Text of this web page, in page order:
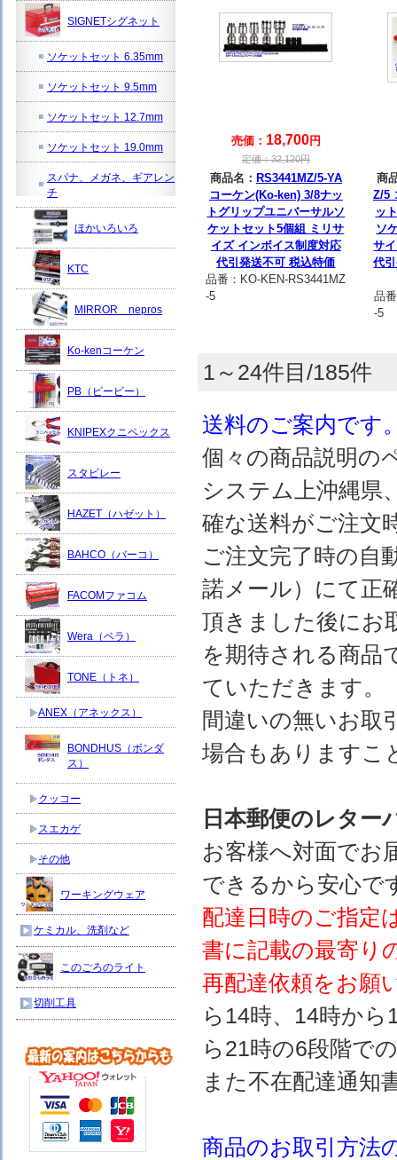
売価： 18,700円
定価：32,120円
商品名： RS3441MZ/5-YA
コーケン(Ko-ken) 3/8ナッ
トグリップユニバーサルソ
ケットセット5個組 ミリサ
イズ インボイス制度対応
代引発送不可 税込特価
品番： KO-KEN-RS3441MZ
-5
商
Z/5
ッ
ソ
サ
代
品
-5
1～24件目/185件
送料のご案内です
個々の商品説明の
システム上沖縄県
確な送料がご注文
ご注文完了時の自
諾メール）にて正
頂きました後にお
を期待される商品
ていただきます。
間違いの無いお取
場合もありますこ
日本郵便のレター
お客様へ対面でお
できるから安心で
配達日時のご指定
書に記載の最寄り
再配達依頼をお願
ら14時、14時か
ら21時の6段階で
また不在配達通知
商品のお取引方法
SIGNETシグネット
ソケットセット 6.35mm
ソケットセット 9.5mm
ソケットセット 12.7mm
ソケットセット 19.0mm
スパナ、メガネ、ギアレン
チ
ほかいろいろ
KTC
MIRROR nepros
Ko-kenコーケン
PB（ピービー）
KNIPEXクニペックス
スタビレー
HAZET（ハゼット）
BAHCO（バーコ）
FACOMファコム
Wera（ベラ）
TONE（トネ）
ANEX（アネックス）
BONDHUS（ボンダ
ス）
クッコー
スエカゲ
その他
ワーキングウェア
ケミカル、洗剤など
このごろのライト
切削工具